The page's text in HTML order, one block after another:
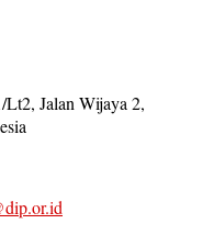
Jalan Wijaya 2,